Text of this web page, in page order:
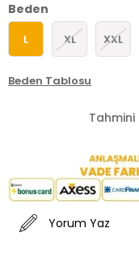
Beden
L XL XXL
Beden Tablosu
Yorum Yaz